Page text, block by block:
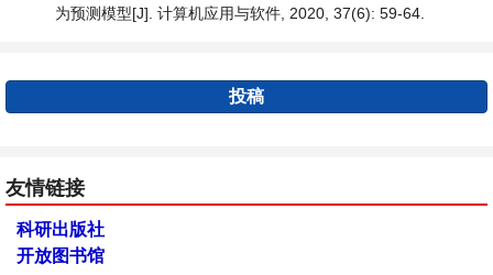
为预测模型[J]. 计算机应用与软件, 2020, 37(6): 59-64.
投稿
友情链接
科研出版社
开放图书馆